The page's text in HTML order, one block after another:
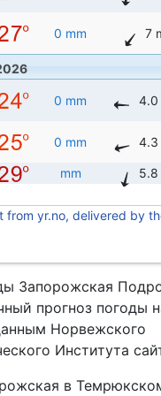
0 mm 7
0 mm 4.0
0 mm 4.3
mm 5.8
from yr.no, delivered by
Запорожская
прогноз погоды
Норвежского
Института
в